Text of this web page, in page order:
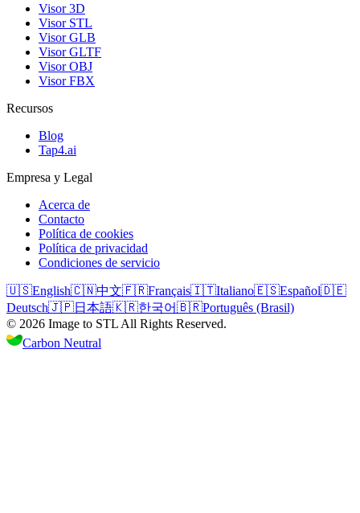
Visor 3D
Visor STL
Visor GLB
Visor GLTF
Visor OBJ
Visor FBX
Recursos
Blog
Tap4.ai
Empresa y Legal
Acerca de
Contacto
Política de cookies
Política de privacidad
Condiciones de servicio
🇺🇸English🇨🇳中文🇫🇷Français🇮🇹Italiano🇪🇸Español🇩🇪
Deutsch🇯🇵日本語🇰🇷한국어🇧🇷Português (Brasil)
© 2026 Image to STL All Rights Reserved.
Carbon Neutral